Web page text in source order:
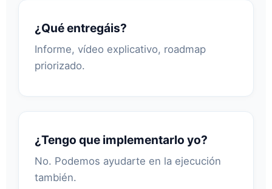
¿Qué entregáis?
Informe, vídeo explicativo, roadmap
priorizado.
¿Tengo que implementarlo yo?
No. Podemos ayudarte en la ejecución
también.